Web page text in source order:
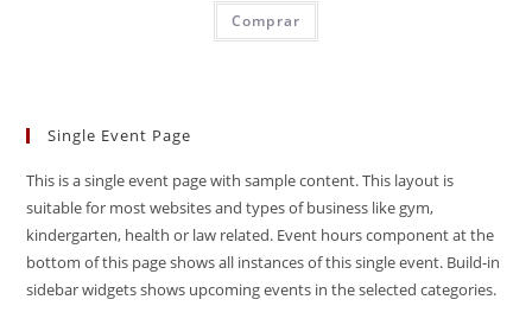
Comprar
Single Event Page
This is a single event page with sample content. This layout is
suitable for most websites and types of business like gym,
kindergarten, health or law related. Event hours component at the
bottom of this page shows all instances of this single event. Build-in
sidebar widgets shows upcoming events in the selected categories.